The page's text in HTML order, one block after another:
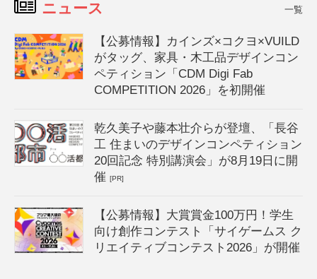
ニュース 一覧
【公募情報】カインズ×コクヨ×VUILD
がタッグ、家具・木工品デザインコン
ペティション「CDM Digi Fab
COMPETITION 2026」を初開催
乾久美子や藤本壮介らが登壇、「長谷
工 住まいのデザインコンペティション
20回記念 特別講演会」が8月19日に開
催[PR]
【公募情報】大賞賞金100万円！学生
向け創作コンテスト「サイゲームス ク
リエイティブコンテスト2026」が開催